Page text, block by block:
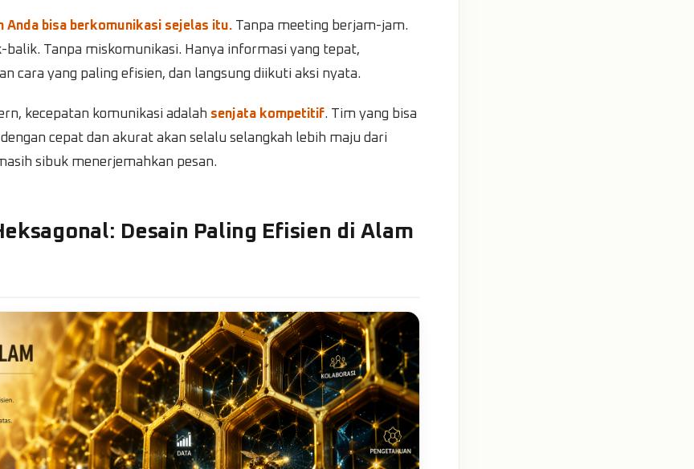
Anda bisa berkomunikasi sejelas itu. Tanpa meeting berjam-jam.
balik. Tanpa miskomunikasi. Hanya informasi yang tepat,
cara yang paling efisien, dan langsung diikuti aksi nyata.
kecepatan komunikasi adalah senjata kompetitif. Tim yang bisa
cepat dan akurat akan selalu selangkah lebih maju dari
sibuk menerjemahkan pesan.
Desain Paling Efisien di Alam